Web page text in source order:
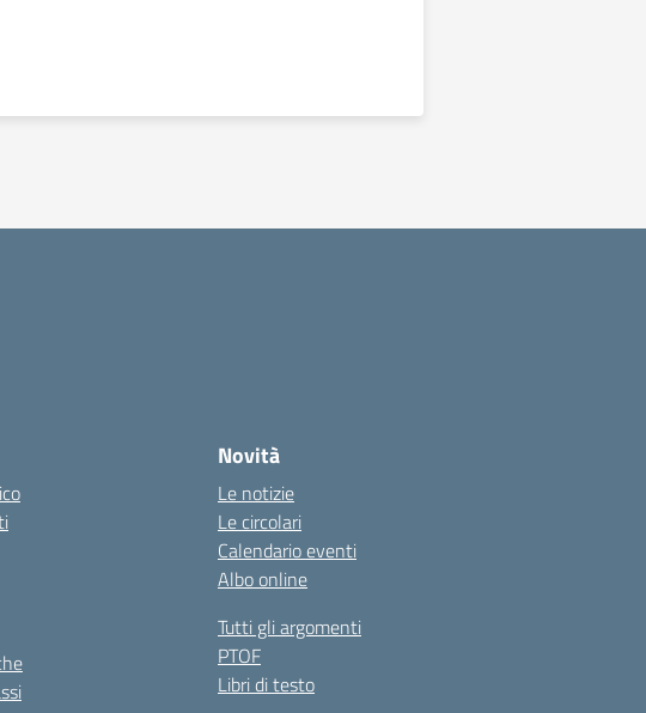
Novità
Le notizie
Le circolari
Calendario eventi
Albo online
Tutti gli argomenti
PTOF
Libri di testo